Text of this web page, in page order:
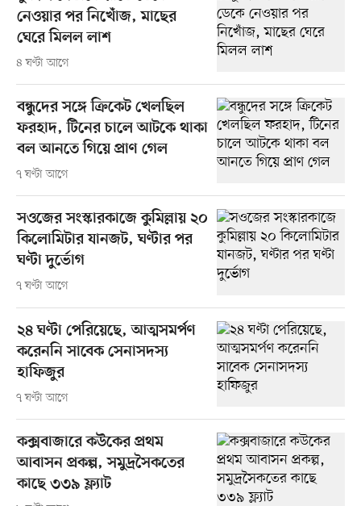
নেওয়ার পর নিখোঁজ, মাছের
ঘেরে মিলল লাশ
৪ ঘণ্টা আগে
বন্ধুদের সঙ্গে ক্রিকেট খেলছিল
ফরহাদ, টিনের চালে আটকে থাকা
বল আনতে গিয়ে প্রাণ গেল
৭ ঘণ্টা আগে
সওজের সংস্কারকাজে কুমিল্লায় ২০
কিলোমিটার যানজট, ঘণ্টার পর
ঘণ্টা দুর্ভোগ
৭ ঘণ্টা আগে
২৪ ঘণ্টা পেরিয়েছে, আত্মসমর্পণ
করেননি সাবেক সেনাসদস্য
হাফিজুর
৭ ঘণ্টা আগে
কক্সবাজারে কউকের প্রথম
আবাসন প্রকল্প, সমুদ্রসৈকতের
কাছে ৩৩৯ ফ্ল্যাট